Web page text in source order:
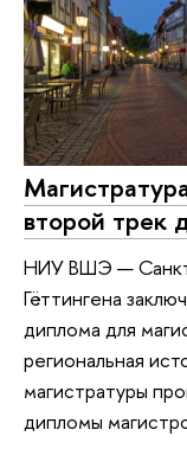
второй трек
НИУ ВШЭ —
Гёттингена
диплома для
региональная
магистратуры
дипломы